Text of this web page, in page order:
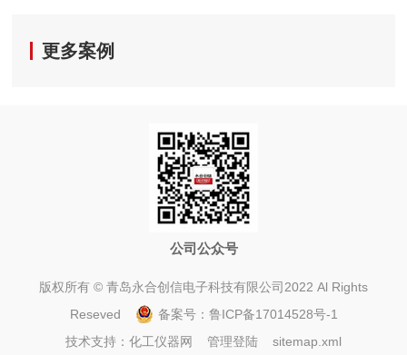
更多案例
公司公众号
版权所有 © 青岛永合创信电子科技有限公司2022 Al Rights
Reseved
备案号： 鲁ICP备17014528号-1
技术支持： 化工仪器网 管理登陆 sitemap.xml